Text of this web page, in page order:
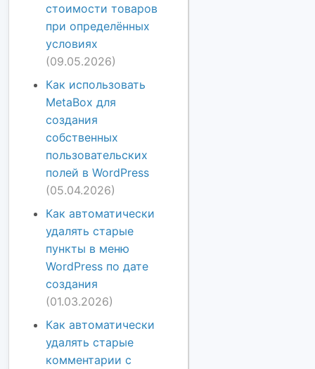
стоимости товаров
при определённых
условиях
(09.05.2026)
Как использовать
MetaBox для
создания
собственных
пользовательских
полей в WordPress
(05.04.2026)
Как автоматически
удалять старые
пункты в меню
WordPress по дате
создания
(01.03.2026)
Как автоматически
удалять старые
комментарии с